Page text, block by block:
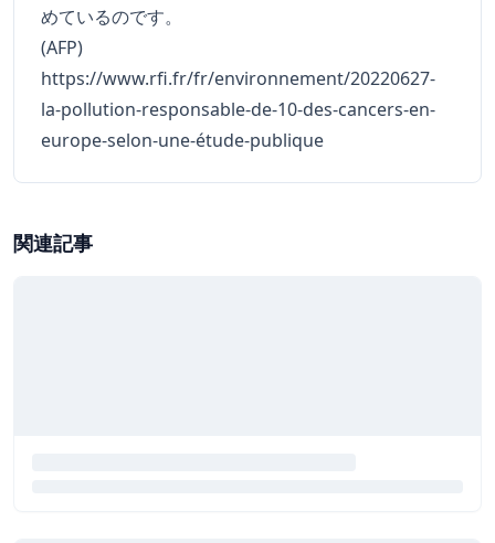
めているのです。
(AFP)
https://www.rfi.fr/fr/environnement/20220627-
la-pollution-responsable-de-10-des-cancers-en-
europe-selon-une-étude-publique
関連記事